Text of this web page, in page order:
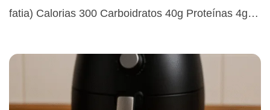
fatia) Calorias 300 Carboidratos 40g Proteínas 4g…